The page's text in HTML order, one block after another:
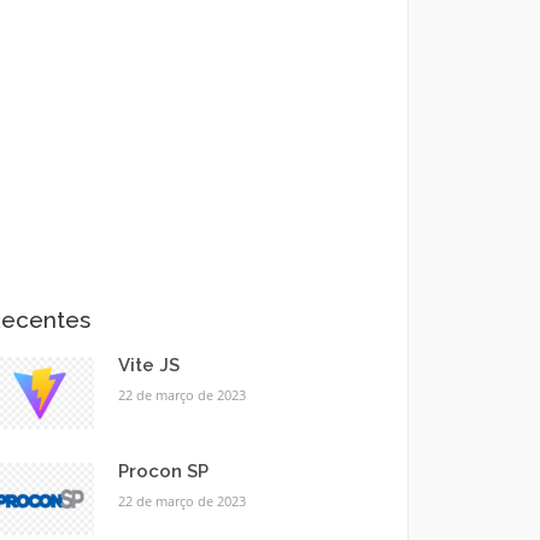
Vite JS
22 de março de 2023
Procon SP
22 de março de 2023